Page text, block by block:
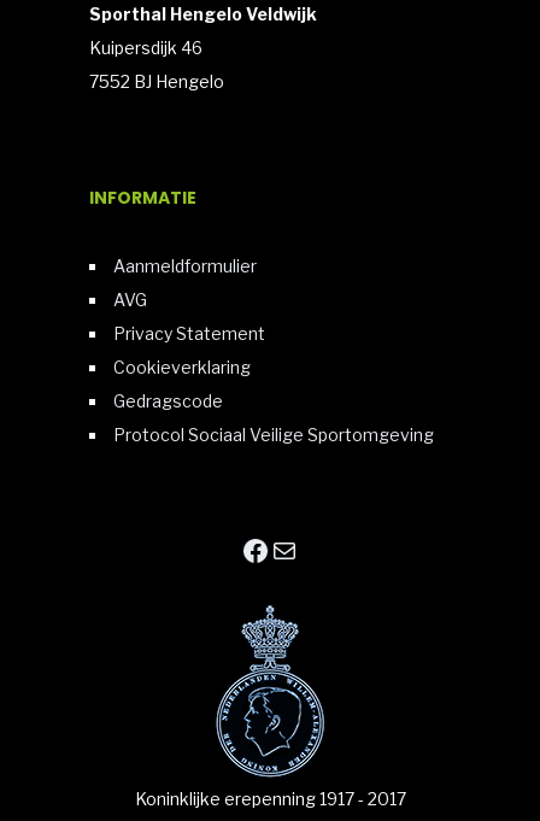
Sporthal Hengelo Veldwijk
Kuipersdijk 46
7552 BJ Hengelo
INFORMATIE
Aanmeldformulier
AVG
Privacy Statement
Cookieverklaring
Gedragscode
Protocol Sociaal Veilige Sportomgeving
Facebook
E-mail
Koninklijke erepenning 1917 - 2017